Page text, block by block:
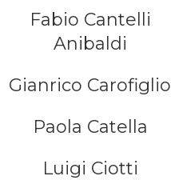
Fabio Cantelli
Anibaldi
Gianrico Carofiglio
Paola Catella
Luigi Ciotti